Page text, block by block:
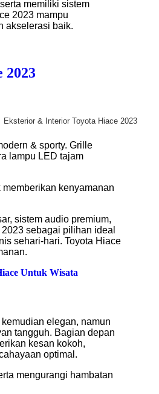
memiliki sistem
2023 mampu
akselerasi baik.
Eksterior & Interior Toyota Hiace 2023
& sporty. Grille
lampu LED tajam
kenyamanan
sistem audio premium,
sebagai pilihan ideal
sehari-hari. Toyota Hiace
Untuk Wisata
elegan, namun
tangguh. Bagian depan
kesan kokoh,
optimal.
mengurangi hambatan